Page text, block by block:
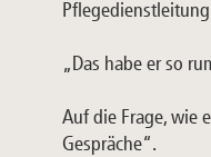
„Das habe er so
Auf die Frage, wie
Gespräche“.